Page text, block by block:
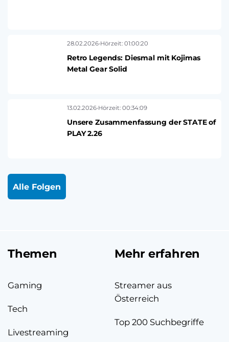
28.02.2026•Hörzeit: 01:00:20
Retro Legends: Diesmal mit Kojimas
Metal Gear Solid
13.02.2026•Hörzeit: 00:34:09
Unsere Zusammenfassung der STATE of
PLAY 2.26
Alle Folgen
Themen
Gaming
Tech
Livestreaming
Mehr erfahren
Streamer aus
Österreich
Top 200 Suchbegriffe